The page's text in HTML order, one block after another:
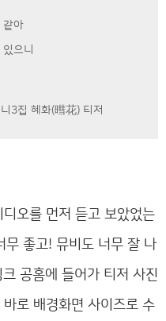
같아
으니
3집 혜화(暳花) 티저
오를 먼저 듣고 보았었는
무 좋고! 뮤비도 너무 잘 나
공홈에 들어가 티저 사진
로 배경화면 사이즈로 수